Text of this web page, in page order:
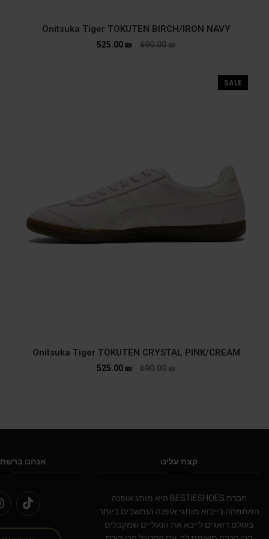
Onitsuka Tiger TOKUTEN BIRCH/IRON NAVY
690.00₪
525.00 ₪
SALE
Onitsuka Tiger TOKUTEN CRYSTAL PINK/CREAM
690.00₪
525.00 ₪
קצת עלינו
חברת BESTIESHOES היא מותג אופנה
המתמחה בייבוא מותגי אופנה הנחשבים ביותר
בעולם.דואגים לייבא את הנעליים שמקבלים
אנחנו